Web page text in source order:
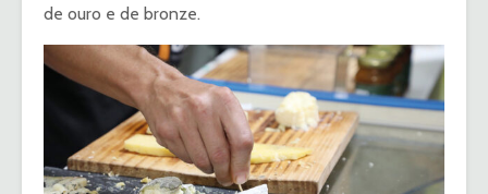
de ouro e de bronze.